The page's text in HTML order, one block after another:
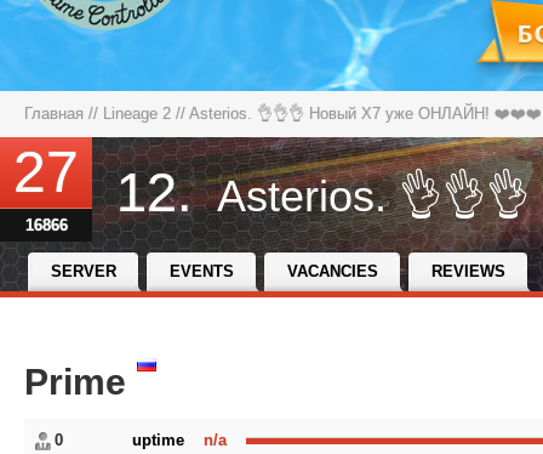
Главная // Lineage 2 // Asterios. 👌👌👌 Новый X7 уже ОНЛАЙН! ❤️❤️❤️
27
16866
12.
SERVER EVENTS VACANCIES REVIEWS
Prime
0 n/a
uptime